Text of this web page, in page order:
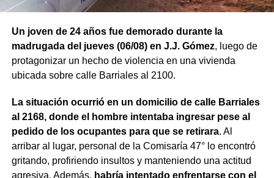
Un joven de 24 años fue demorado durante la
madrugada del jueves (06/08) en J.J. Gómez, luego de
protagonizar un hecho de violencia en una vivienda
ubicada sobre calle Barriales al 2100.
La situación ocurrió en un domicilio de calle Barriales
al 2168, donde el hombre intentaba ingresar pese al
pedido de los ocupantes para que se retirara. Al
arribar al lugar, personal de la Comisaría 47° lo encontró
gritando, profiriendo insultos y manteniendo una actitud
agresiva. Además, habría intentado enfrentarse con el